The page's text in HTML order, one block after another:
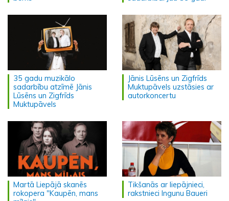
35 gadu muzikālo
sadarbību atzīmē Jānis
Lūsēns un Zigfrīds
Muktupāvels
Jānis Lūsēns un Zigfrīds
Muktupāvels uzstāsies ar
autorkoncertu
Martā Liepājā skanēs
rokopera "Kaupēn, mans
Tikšanās ar liepājnieci,
rakstnieci Ingunu Baueri